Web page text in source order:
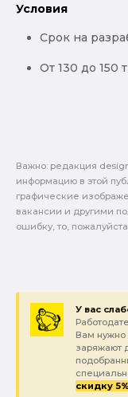
Условия
Срок на
От 130 до 150
Важно: pедакция
информацию в этой
графические
вакансии и другими
ошибку, то,
У вас
Вам нужно
заряжают
скидку 5%